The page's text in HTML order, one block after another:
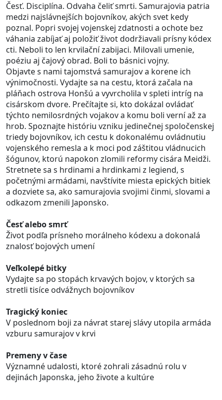
Česť. Disciplína. Odvaha čeliť smrti. Samurajovia patria
medzi najslávnejších bojovníkov, akých svet kedy
poznal. Popri svojej vojenskej zdatnosti a ochote bez
váhania zabíjať aj položiť život dodržiavali prísny kódex
cti. Neboli to len krvilační zabijaci. Milovali umenie,
poéziu aj čajový obrad. Boli to básnici vojny.
Objavte s nami tajomstvá samurajov a korene ich
výnimočnosti. Vydajte sa na cestu, ktorá začala na
pláňach ostrova Honšú a vyvrcholila v spleti intríg na
cisárskom dvore. Prečítajte si, kto dokázal ovládať
týchto nemilosrdných vojakov a komu boli verní až za
hrob. Spoznajte históriu vzniku jedinečnej spoločenskej
triedy bojovníkov, ich cestu k dokonalému ovládnutiu
vojenského remesla a k moci pod záštitou vládnucich
šógunov, ktorú napokon zlomili reformy cisára Meidži.
Stretnete sa s hrdinami a hrdinkami z legiend, s
početnými armádami, navštívite miesta epických bitiek
a dozviete sa, ako samurajovia svojimi činmi, slovami a
odkazom zmenili Japonsko.
Česť alebo smrť
Život podľa prísneho morálneho kódexu a dokonalá
znalosť bojových umení
Veľkolepé bitky
Vydajte sa po stopách krvavých bojov, v ktorých sa
stretli tisíce odvážnych bojovníkov
Tragický koniec
V poslednom boji za návrat starej slávy utopila armáda
vzburu samurajov v krvi
Premeny v čase
Významné udalosti, ktoré zohrali zásadnú rolu v
dejinách Japonska, jeho živote a kultúre